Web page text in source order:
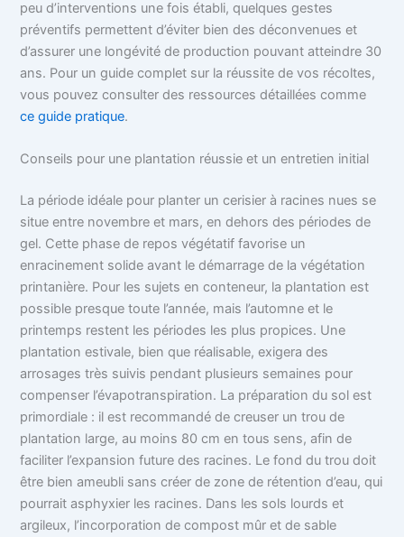
peu d’interventions une fois établi, quelques gestes
préventifs permettent d’éviter bien des déconvenues et
d’assurer une longévité de production pouvant atteindre 30
ans. Pour un guide complet sur la réussite de vos récoltes,
vous pouvez consulter des ressources détaillées comme
ce guide pratique.
Conseils pour une plantation réussie et un entretien initial
La période idéale pour planter un cerisier à racines nues se
situe entre novembre et mars, en dehors des périodes de
gel. Cette phase de repos végétatif favorise un
enracinement solide avant le démarrage de la végétation
printanière. Pour les sujets en conteneur, la plantation est
possible presque toute l’année, mais l’automne et le
printemps restent les périodes les plus propices. Une
plantation estivale, bien que réalisable, exigera des
arrosages très suivis pendant plusieurs semaines pour
compenser l’évapotranspiration. La préparation du sol est
primordiale : il est recommandé de creuser un trou de
plantation large, au moins 80 cm en tous sens, afin de
faciliter l’expansion future des racines. Le fond du trou doit
être bien ameubli sans créer de zone de rétention d’eau, qui
pourrait asphyxier les racines. Dans les sols lourds et
argileux, l’incorporation de compost mûr et de sable